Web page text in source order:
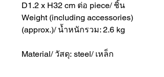
D1.2 x H32 cm ต่อ piece/ ชิ้น
Weight (including accessories)
(approx.)/ น้ำหนักรวม: 2.6 kg
Material/ วัสดุ: steel/ เหล็ก